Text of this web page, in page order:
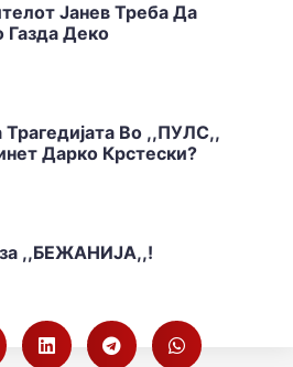
Јанев Треба Да
Деко
Во ,,ПУЛС,,
Дарко Крстески?
,,БЕЖАНИЈА,,!